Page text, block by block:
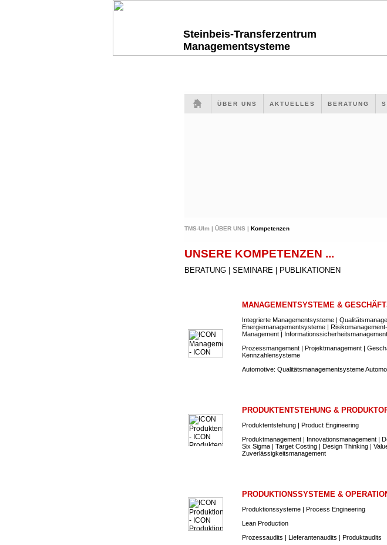
Steinbeis-Transferzentrum
Managementsysteme
ÜBER UNS AKTUELLES BERATUNG
TMS-Ulm | ÜBER UNS | Kompetenzen
UNSERE KOMPETENZEN ...
BERATUNG | SEMINARE | PUBLIKATIONEN
MANAGEMENTSYSTEME &
Integrierte Managementsysteme |
Energiemanagementsysteme |
Management |
Prozessmangement | Projektmanagement |
Kennzahlensysteme
Automotive: Qualitätsmanagementsysteme
PRODUKTENTSTEHUNG &
Produktentstehung | Product Engineering
Produktmanagement | Innovationsmanagement |
Six Sigma | Target Costing | Design Thinking |
Zuverlässigkeitsmanagement
PRODUKTIONSSYSTEME &
Produktionssysteme | Process Engineering
Lean Production
Prozessaudits | Lieferantenaudits | Produktaudits